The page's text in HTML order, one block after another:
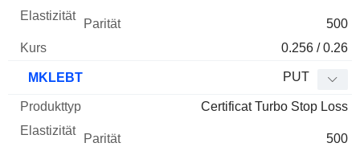
500
0.256 / 0.26
MKLEBT PUT
Certificat Turbo Stop Loss
500